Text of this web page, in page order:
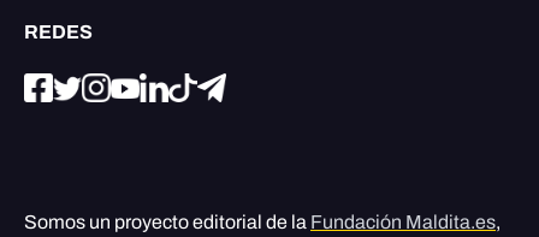
REDES
Somos un proyecto editorial de la Fundación Maldita.es,